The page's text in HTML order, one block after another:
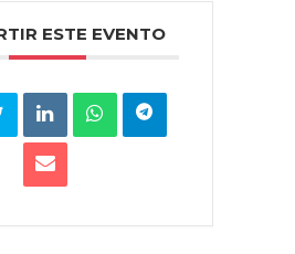
ESTE EVENTO